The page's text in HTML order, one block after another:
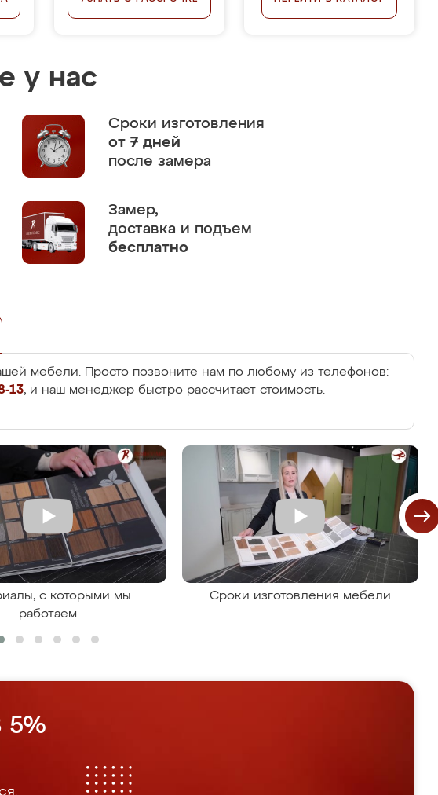
у нас
Сроки изготовления
от 7 дней
после замера
Замер,
доставка и подъем
бесплатно
мебели. Просто позвоните нам по любому из телефонов:
13, и наш менеджер быстро рассчитает стоимость.
с которыми мы
работаем
Сроки изготовления мебели